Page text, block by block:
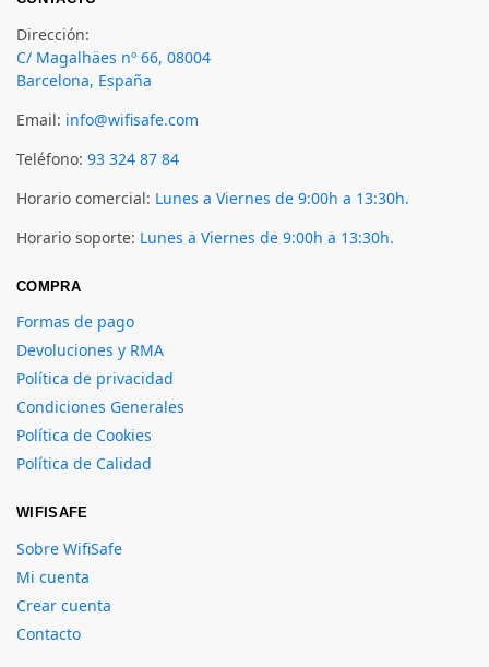
Dirección:
C/ Magalhäes nº 66, 08004
Barcelona, España
Email: info@wifisafe.com
Teléfono: 93 324 87 84
Horario comercial: Lunes a Viernes de 9:00h a 13:30h.
Horario soporte: Lunes a Viernes de 9:00h a 13:30h.
COMPRA
Formas de pago
Devoluciones y RMA
Política de privacidad
Condiciones Generales
Política de Cookies
Política de Calidad
WIFISAFE
Sobre WifiSafe
Mi cuenta
Crear cuenta
Contacto